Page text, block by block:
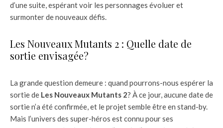
d’une suite, espérant voir les personnages évoluer et
surmonter de nouveaux défis.
Les Nouveaux Mutants 2 : Quelle date de
sortie envisagée?
La grande question demeure : quand pourrons-nous espérer la
sortie de Les Nouveaux Mutants 2? À ce jour, aucune date de
sortie n’a été confirmée, et le projet semble être en stand-by.
Mais l’univers des super-héros est connu pour ses